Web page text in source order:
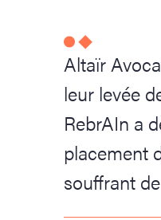
Altaïr
leur levée
RebrAIn a
placement
souffrant